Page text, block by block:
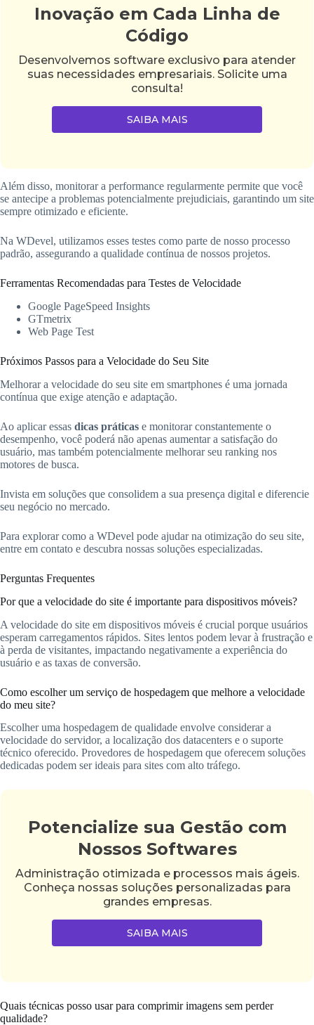
Inovação em Cada Linha de
Código
Desenvolvemos software exclusivo para atender
suas necessidades empresariais. Solicite uma
consulta!
SAIBA MAIS
Além disso, monitorar a performance regularmente permite que você
se antecipe a problemas potencialmente prejudiciais, garantindo um site
sempre otimizado e eficiente.
Na WDevel, utilizamos esses testes como parte de nosso processo
padrão, assegurando a qualidade contínua de nossos projetos.
Ferramentas Recomendadas para Testes de Velocidade
Google PageSpeed Insights
GTmetrix
Web Page Test
Próximos Passos para a Velocidade do Seu Site
Melhorar a velocidade do seu site em smartphones é uma jornada
contínua que exige atenção e adaptação.
Ao aplicar essas dicas práticas e monitorar constantemente o
desempenho, você poderá não apenas aumentar a satisfação do
usuário, mas também potencialmente melhorar seu ranking nos
motores de busca.
Invista em soluções que consolidem a sua presença digital e diferencie
seu negócio no mercado.
Para explorar como a WDevel pode ajudar na otimização do seu site,
entre em contato e descubra nossas soluções especializadas.
Perguntas Frequentes
Por que a velocidade do site é importante para dispositivos móveis?
A velocidade do site em dispositivos móveis é crucial porque usuários
esperam carregamentos rápidos. Sites lentos podem levar à frustração e
à perda de visitantes, impactando negativamente a experiência do
usuário e as taxas de conversão.
Como escolher um serviço de hospedagem que melhore a velocidade
do meu site?
Escolher uma hospedagem de qualidade envolve considerar a
velocidade do servidor, a localização dos datacenters e o suporte
técnico oferecido. Provedores de hospedagem que oferecem soluções
dedicadas podem ser ideais para sites com alto tráfego.
Potencialize sua Gestão com
Nossos Softwares
Administração otimizada e processos mais ágeis.
Conheça nossas soluções personalizadas para
grandes empresas.
SAIBA MAIS
Quais técnicas posso usar para comprimir imagens sem perder
qualidade?